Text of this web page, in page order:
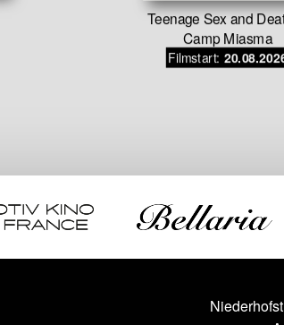
Teenage Sex and
Camp Miasma
Filmstart: